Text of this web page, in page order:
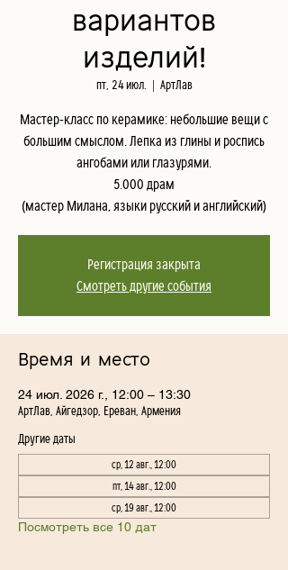
вариантов
изделий!
пт, 24 июл. АртЛав
Мастер-класс по керамике: небольшие вещи с
большим смыслом. Лепка из глины и роспись
ангобами или глазурями.
5.000 драм
(мастер Милана, языки русский и английский)
Регистрация закрыта
Смотреть другие события
Время и место
24 июл. 2026 г., 12:00 – 13:30
АртЛав, Айгедзор, Ереван, Армения
Другие даты
ср, 12 авг., 12:00
пт, 14 авг., 12:00
ср, 19 авг., 12:00
Посмотреть все 10 дат